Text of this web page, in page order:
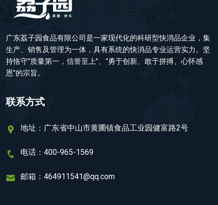
广东荔子园食品有限公司是一家现代化的科研型快消品企业，集
生产、销售及管理为一体，具有系统的快消品专业运营实力。坚
持恪守“质量第一，信誉至上”、“勇于创新、敢于拼搏、心怀感
恩”的宗旨。
联系方式
地址：广东省中山市黄圃镇食品工业园健富路2号
电话：400-965-1569
邮箱：464911541@qq.com